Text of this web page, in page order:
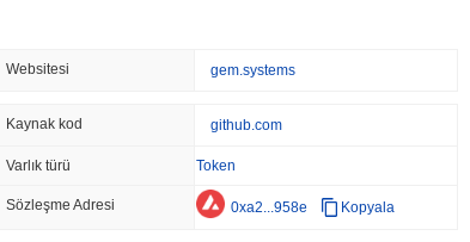
ABD ve Birleşik
CRYPTO SERVICES
Websitesi gem.systems
Kaynak kod github.com
Varlık türü Token
Sözleşme Adresi 0xa2...958e Kopyala